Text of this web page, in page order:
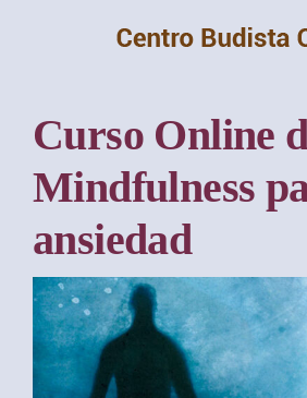
Curso Online
Mindfulness
ansiedad